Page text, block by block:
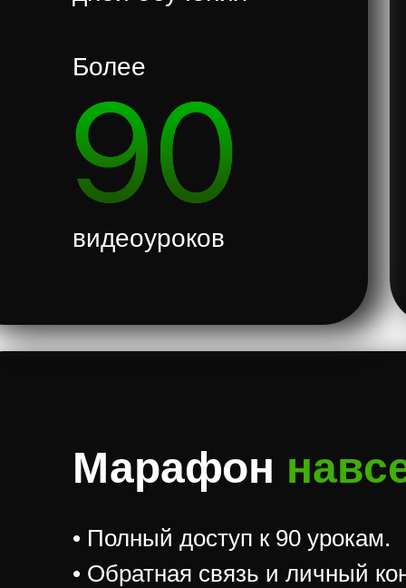
Более
видеоуроков
• Полный доступ к 90 урокам.
• Обратная связь и личный
Марафон